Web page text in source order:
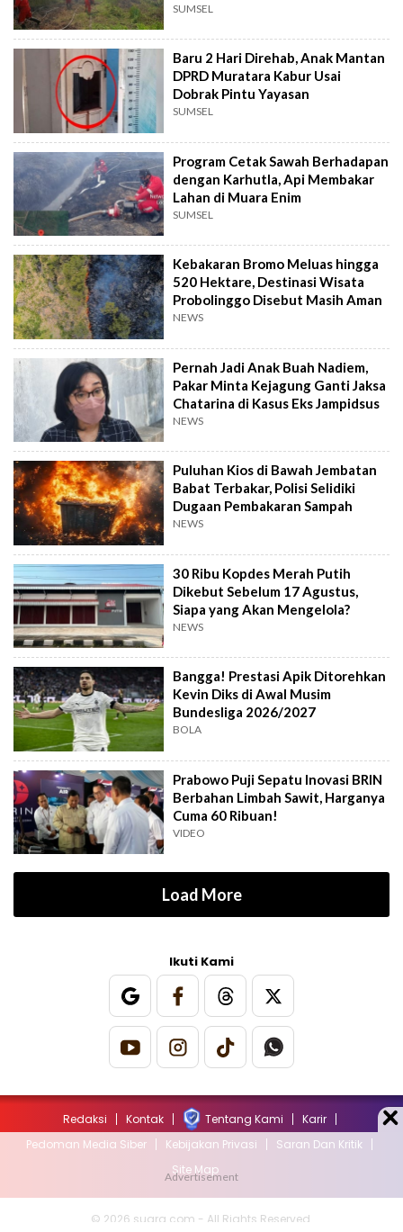
SUMSEL
Baru 2 Hari Direhab, Anak Mantan
DPRD Muratara Kabur Usai
Dobrak Pintu Yayasan
SUMSEL
Program Cetak Sawah Berhadapan
dengan Karhutla, Api Membakar
Lahan di Muara Enim
SUMSEL
Kebakaran Bromo Meluas hingga
520 Hektare, Destinasi Wisata
Probolinggo Disebut Masih Aman
NEWS
Pernah Jadi Anak Buah Nadiem,
Pakar Minta Kejagung Ganti Jaksa
Chatarina di Kasus Eks Jampidsus
NEWS
Puluhan Kios di Bawah Jembatan
Babat Terbakar, Polisi Selidiki
Dugaan Pembakaran Sampah
NEWS
30 Ribu Kopdes Merah Putih
Dikebut Sebelum 17 Agustus,
Siapa yang Akan Mengelola?
NEWS
Bangga! Prestasi Apik Ditorehkan
Kevin Diks di Awal Musim
Bundesliga 2026/2027
BOLA
Prabowo Puji Sepatu Inovasi BRIN
Berbahan Limbah Sawit, Harganya
Cuma 60 Ribuan!
VIDEO
Load More
Ikuti Kami
Redaksi Kontak Tentang Kami
Karir
Pedoman Media Siber
Kebijakan Privasi
Saran Dan Kritik
Site Map
© 2026 suara.com - All Rights Reserved.